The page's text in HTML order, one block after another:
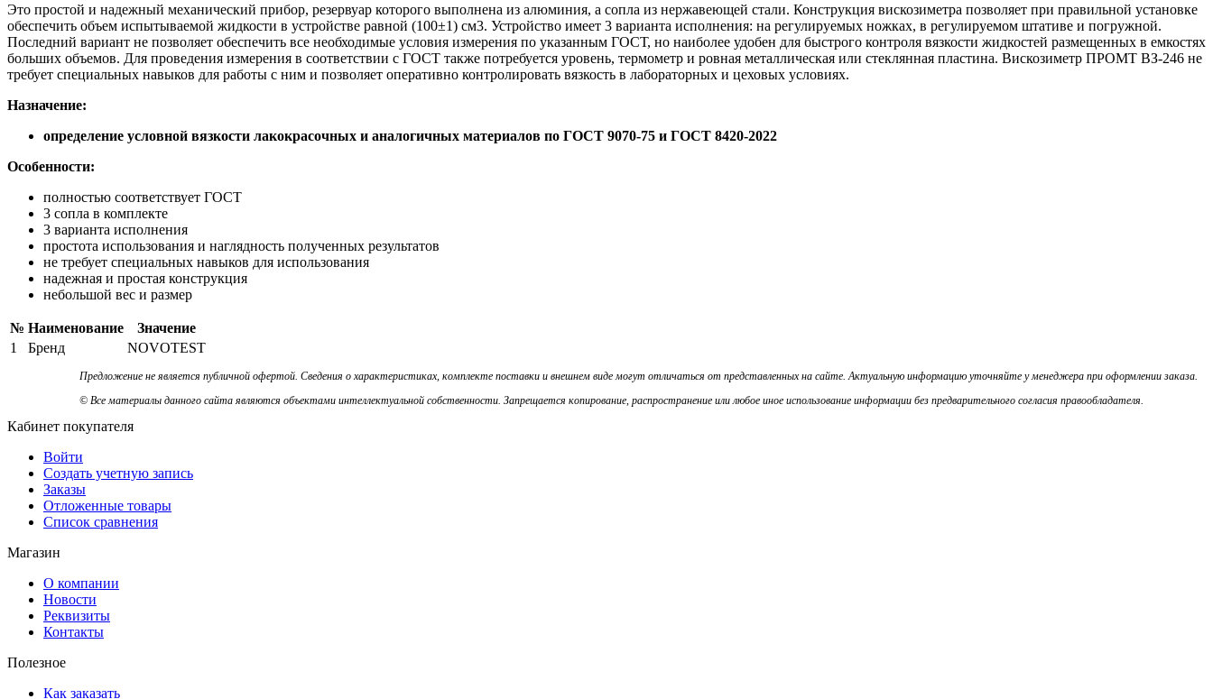
Это простой и надежный механический прибор, резервуар которого выполнена из алюминия, а сопла из нержавеющей стали. Конструкция вискозиметра позволяет при правильной установке
обеспечить объем испытываемой жидкости в устройстве равной (100±1) см3. Устройство имеет 3 варианта исполнения: на регулируемых ножках, в регулируемом штативе и погружной.
Последний вариант не позволяет обеспечить все необходимые условия измерения по указанным ГОСТ, но наиболее удобен для быстрого контроля вязкости жидкостей размещенных в емкостях
больших объемов. Для проведения измерения в соответствии с ГОСТ также потребуется уровень, термометр и ровная металлическая или стеклянная пластина. Вискозиметр ПРОМТ ВЗ-246 не
требует специальных навыков для работы с ним и позволяет оперативно контролировать вязкость в лабораторных и цеховых условиях.
Назначение:
определение условной вязкости лакокрасочных и аналогичных материалов по ГОСТ 9070-75 и ГОСТ 8420-2022
Особенности:
полностью соответствует ГОСТ
3 сопла в комплекте
3 варианта исполнения
простота использования и наглядность полученных результатов
не требует специальных навыков для использования
надежная и простая конструкция
небольшой вес и размер
№ Наименование
Значение
1
Бренд NOVOTEST
Предложение не является публичной офертой. Сведения о характеристиках, комплекте поставки и внешнем виде могут отличаться от представленных на сайте. Актуальную информацию уточняйте у менеджера при оформлении заказа.
© Все материалы данного сайта являются объектами интеллектуальной собственности. Запрещается копирование, распространение или любое иное использование информации без предварительного согласия правообладателя.
Кабинет покупателя
Войти
Создать учетную запись
Заказы
Отложенные товары
Список сравнения
Магазин
О компании
Новости
Реквизиты
Контакты
Полезное
Как заказать